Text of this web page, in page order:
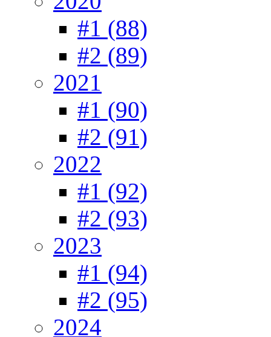
#1 (88)
#2 (89)
2021
#1 (90)
#2 (91)
2022
#1 (92)
#2 (93)
2023
#1 (94)
#2 (95)
2024